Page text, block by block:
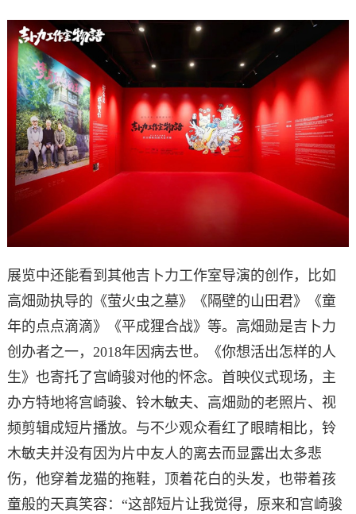
展览中还能看到其他吉卜力工作室导演的创作，比如
高畑勋执导的《萤火虫之墓》《隔壁的山田君》《童
年的点点滴滴》《平成狸合战》等。高畑勋是吉卜力
创办者之一，2018年因病去世。《你想活出怎样的人
生》也寄托了宫崎骏对他的怀念。首映仪式现场，主
办方特地将宫崎骏、铃木敏夫、高畑勋的老照片、视
频剪辑成短片播放。与不少观众看红了眼睛相比，铃
木敏夫并没有因为片中友人的离去而显露出太多悲
伤，他穿着龙猫的拖鞋，顶着花白的头发，也带着孩
童般的天真笑容：“这部短片让我觉得，原来和宫崎骏